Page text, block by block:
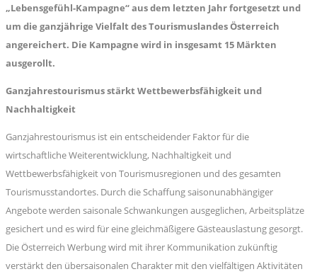
„Lebensgefühl-Kampagne“ aus dem letzten Jahr fortgesetzt und
um die ganzjährige Vielfalt des Tourismuslandes Österreich
angereichert. Die Kampagne wird in insgesamt 15 Märkten
ausgerollt.
Ganzjahrestourismus stärkt Wettbewerbsfähigkeit und
Nachhaltigkeit
Ganzjahrestourismus ist ein entscheidender Faktor für die
wirtschaftliche Weiterentwicklung, Nachhaltigkeit und
Wettbewerbsfähigkeit von Tourismusregionen und des gesamten
Tourismusstandortes. Durch die Schaffung saisonunabhängiger
Angebote werden saisonale Schwankungen ausgeglichen, Arbeitsplätze
gesichert und es wird für eine gleichmäßigere Gästeauslastung gesorgt.
Die Österreich Werbung wird mit ihrer Kommunikation zukünftig
verstärkt den übersaisonalen Charakter mit den vielfältigen Aktivitäten